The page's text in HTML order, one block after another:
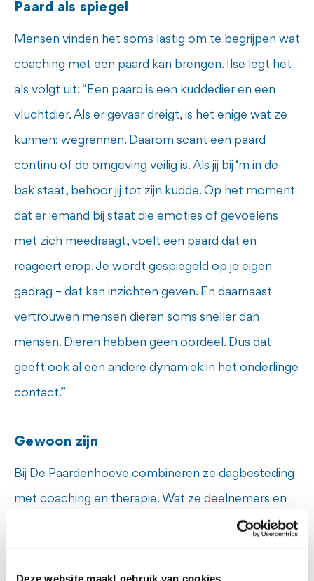
Deze website maakt gebruik van cookies
Paard als spiegel
Mensen vinden het soms lastig om te begrijpen wat
coaching met een paard kan brengen. Ilse legt het
als volgt uit: “Een paard is een kuddedier en een
vluchtdier. Als er gevaar dreigt, is het enige wat ze
kunnen: wegrennen. Daarom scant een paard
continu of de omgeving veilig is. Als jij bij ‘m in de
bak staat, behoor jij tot zijn kudde. Op het moment
dat er iemand bij staat die emoties of gevoelens
met zich meedraagt, voelt een paard dat en
reageert erop. Je wordt gespiegeld op je eigen
gedrag – dat kan inzichten geven. En daarnaast
vertrouwen mensen dieren soms sneller dan
mensen. Dieren hebben geen oordeel. Dus dat
geeft ook al een andere dynamiek in het onderlinge
contact.”
Gewoon zijn
Bij De Paardenhoeve combineren ze dagbesteding
met coaching en therapie. Wat ze deelnemers en
cliënten graag willen meegeven: je bent wie je bent,
je mag zijn wie je bent. “Dat laten we ook zien via de
dieren; ook de paarden die niet meer bereden